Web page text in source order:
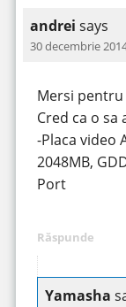
andrei says
30 decembrie
Mersi
Cred ca o sa
-Placa video
2048MB,
Port
Răspunde
Yamasha